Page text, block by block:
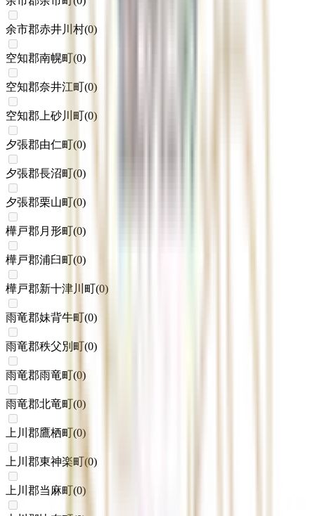
余市郡赤井川村(0)
空知郡南幌町(0)
空知郡奈井江町(0)
空知郡上砂川町(0)
夕張郡由仁町(0)
夕張郡長沼町(0)
夕張郡栗山町(0)
樺戸郡月形町(0)
樺戸郡浦臼町(0)
樺戸郡新十津川町(0)
雨竜郡妹背牛町(0)
雨竜郡秩父別町(0)
雨竜郡雨竜町(0)
雨竜郡北竜町(0)
上川郡鷹栖町(0)
上川郡東神楽町(0)
上川郡当麻町(0)